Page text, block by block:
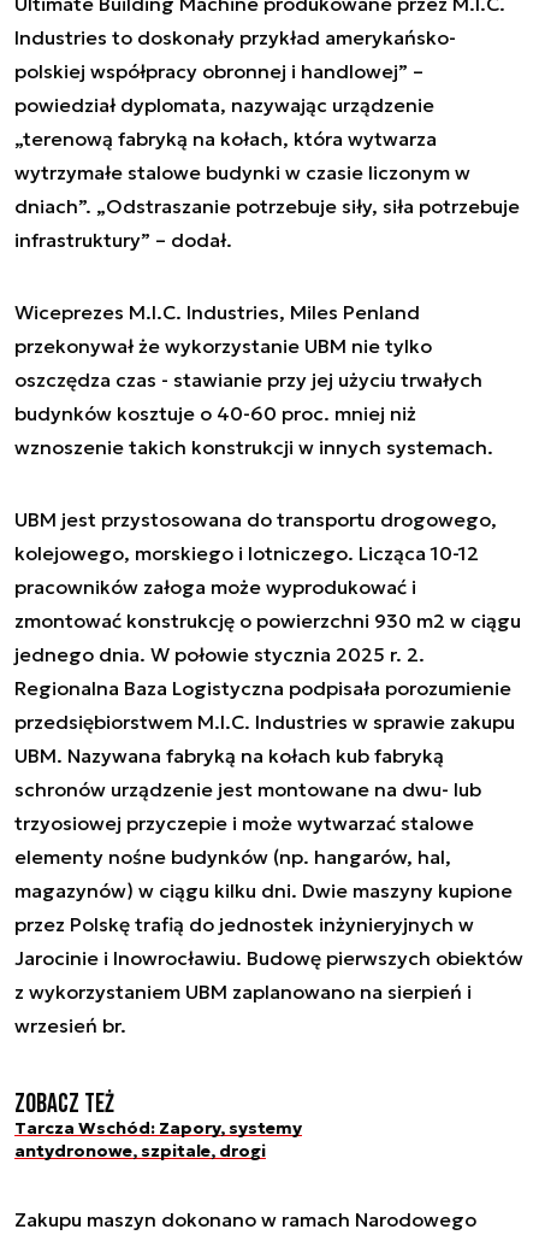
Industries to doskonały przykład amerykańsko-
polskiej współpracy obronnej i handlowej” –
powiedział dyplomata, nazywając urządzenie
„terenową fabryką na kołach, która wytwarza
wytrzymałe stalowe budynki w czasie liczonym w
dniach”. „Odstraszanie potrzebuje siły, siła potrzebuje
infrastruktury” – dodał.
Wiceprezes M.I.C. Industries, Miles Penland
przekonywał że wykorzystanie UBM nie tylko
oszczędza czas - stawianie przy jej użyciu trwałych
budynków kosztuje o 40-60 proc. mniej niż
wznoszenie takich konstrukcji w innych systemach.
UBM jest przystosowana do transportu drogowego,
kolejowego, morskiego i lotniczego. Licząca 10-12
pracowników załoga może wyprodukować i
zmontować konstrukcję o powierzchni 930 m2 w ciągu
jednego dnia. W połowie stycznia 2025 r. 2.
Regionalna Baza Logistyczna podpisała porozumienie
przedsiębiorstwem M.I.C. Industries w sprawie zakupu
UBM. Nazywana fabryką na kołach kub fabryką
schronów urządzenie jest montowane na dwu- lub
trzyosiowej przyczepie i może wytwarzać stalowe
elementy nośne budynków (np. hangarów, hal,
magazynów) w ciągu kilku dni. Dwie maszyny kupione
przez Polskę trafią do jednostek inżynieryjnych w
Jarocinie i Inowrocławiu. Budowę pierwszych obiektów
z wykorzystaniem UBM zaplanowano na sierpień i
wrzesień br.
Zobacz też
Tarcza Wschód: Zapory, systemy
antydronowe, szpitale, drogi
Zakupu maszyn dokonano w ramach Narodowego